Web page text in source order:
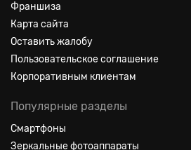
Франшиза
Карта сайта
Оставить жалобу
Пользовательское соглашение
Корпоративным клиентам
Популярные разделы
Смартфоны
Зеркальные фотоаппараты